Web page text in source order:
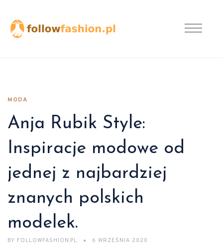
MODA
Anja Rubik Style:
Inspiracje modowe od
jednej z najbardziej
znanych polskich
modelek.
BY FOLLOWFASHION.PL 6 WRZEŚNIA 2020